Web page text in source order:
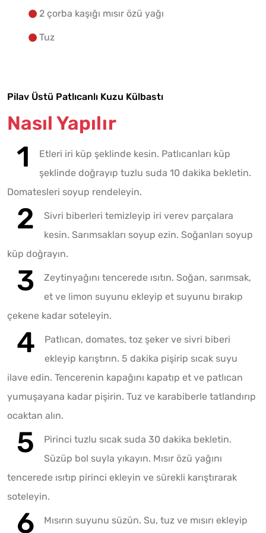
2 çorba kaşığı mısır özü yağı
Tuz
Pilav Üstü Patlıcanlı Kuzu Külbastı
Nasıl Yapılır
Etleri iri küp şeklinde kesin. Patlıcanları küp
şeklinde doğrayıp tuzlu suda 10 dakika bekletin.
Domatesleri soyup rendeleyin.
Sivri biberleri temizleyip iri verev parçalara
kesin. Sarımsakları soyup ezin. Soğanları soyup
küp doğrayın.
Zeytinyağını tencerede ısıtın. Soğan, sarımsak,
et ve limon suyunu ekleyip et suyunu bırakıp
çekene kadar soteleyin.
Patlıcan, domates, toz şeker ve sivri biberi
ekleyip karıştırın. 5 dakika pişirip sıcak suyu
ilave edin. Tencerenin kapağını kapatıp et ve patlıcan
yumuşayana kadar pişirin. Tuz ve karabiberle tatlandırıp
ocaktan alın.
Pirinci tuzlu sıcak suda 30 dakika bekletin.
Süzüp bol suyla yıkayın. Mısır özü yağını
tencerede ısıtıp pirinci ekleyin ve sürekli karıştırarak
soteleyin.
Mısırın suyunu süzün. Su, tuz ve mısırı ekleyip